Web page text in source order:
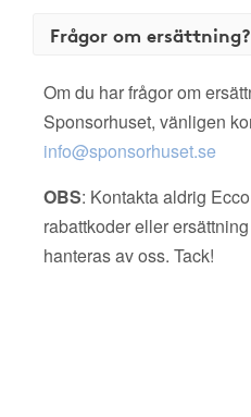
Frågor om ersättning?
Om du har frågor om
Sponsorhuset, vänligen
info@sponsorhuset.se
OBS: Kontakta aldrig
rabattkoder eller
hanteras av oss. Tack!